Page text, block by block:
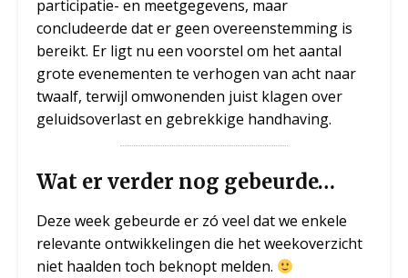
participatie- en meetgegevens, maar
concludeerde dat er geen overeenstemming is
bereikt. Er ligt nu een voorstel om het aantal
grote evenementen te verhogen van acht naar
twaalf, terwijl omwonenden juist klagen over
geluidsoverlast en gebrekkige handhaving.
Wat er verder nog gebeurde…
Deze week gebeurde er zó veel dat we enkele
relevante ontwikkelingen die het weekoverzicht
niet haalden toch beknopt melden.